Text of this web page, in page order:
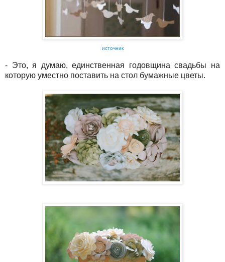
источник
- Это, я думаю, единственная годовщина свадьбы на
которую уместно поставить на стол бумажные цветы.